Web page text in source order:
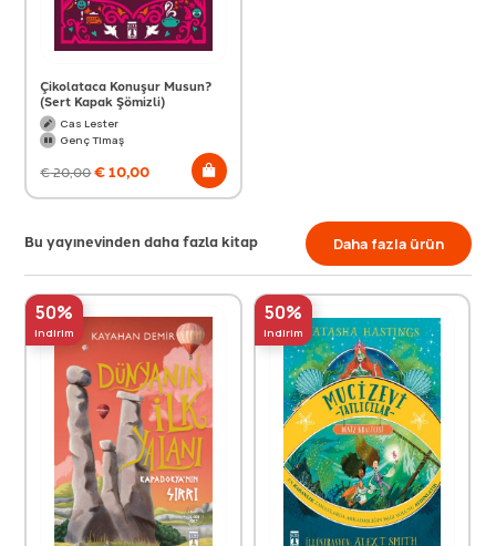
Çikolataca Konuşur Musun?
(Sert Kapak Şömizli)
Cas Lester
Genç Timaş
€20,00€10,00
Bu yayınevinden daha fazla kitap Daha fazla ürün
50%
indirim
50%
indirim